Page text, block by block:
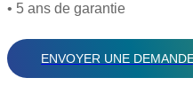
• 5 ans de garantie
ENVOYER UNE